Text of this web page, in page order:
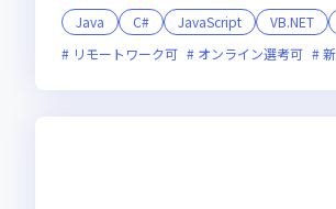
Java
C# JavaScript VB.NET
リモートワーク可
オンライン選考可